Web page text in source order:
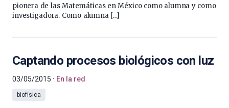
pionera de las Matemáticas en México como alumna y como
investigadora. Como alumna […]
Captando procesos biológicos con luz
03/05/2015 En la red
biofísica